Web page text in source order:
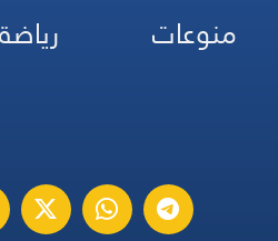
منوعات
رياضة